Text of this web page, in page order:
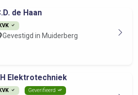
de Haan
Gevestigd in Muiderberg
Elektrotechniek
Geverifieerd